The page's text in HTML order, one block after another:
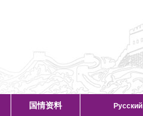
国情资料 Русский